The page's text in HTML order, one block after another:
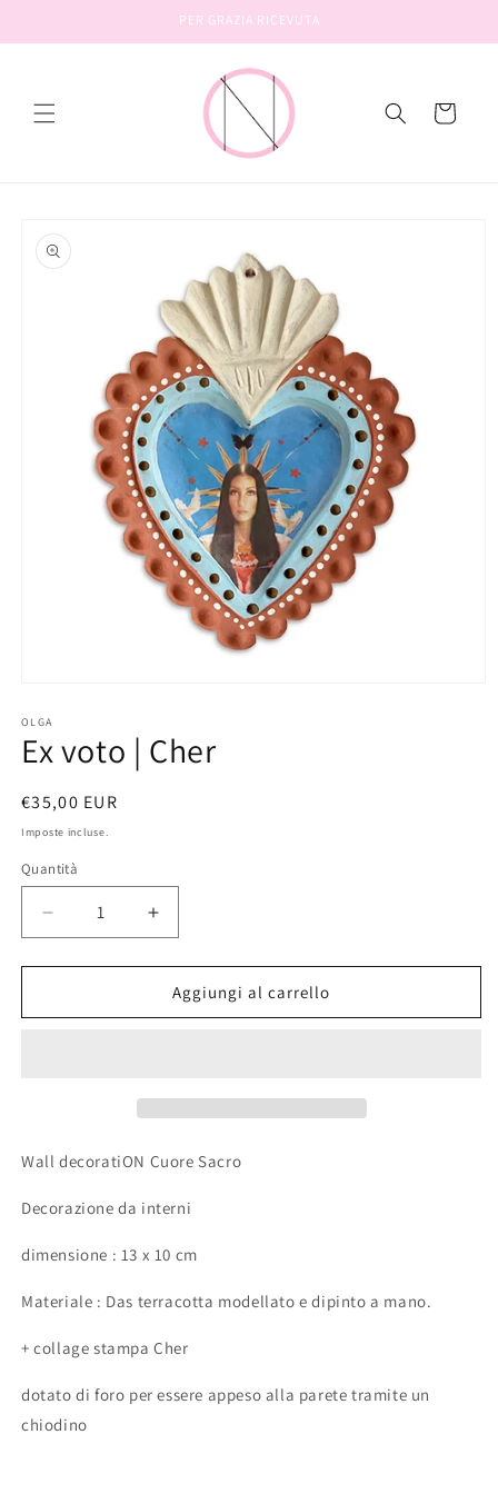
ai contenuti
PER GRAZIA RICEVUTA
Carrello
informazioni
sul prodotto
multimediali
1
in
OLGA
Ex voto | Cher
Prezzo
di
€35,00 EUR
Imposte incluse.
Quantità
Diminuisci
quantità
per
voto
Aumenta
quantità
per
Ex
voto
Aggiungi al carrello
Wall decoratiON Cuore Sacro
Decorazione da interni
dimensione : 13 x 10 cm
Materiale : Das terracotta modellato e dipinto a mano.
+ collage stampa Cher
dotato di foro per essere appeso alla parete tramite un
chiodino